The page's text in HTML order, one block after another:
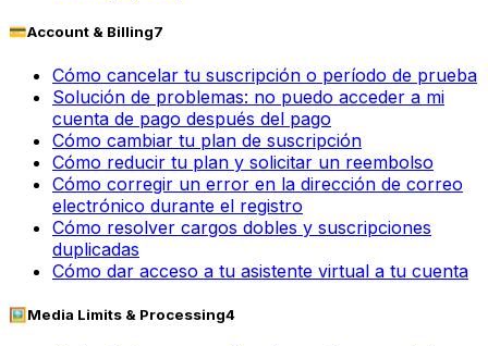
💳Account & Billing7
Cómo cancelar tu suscripción o período de prueba
Solución de problemas: no puedo acceder a mi
cuenta de pago después del pago
Cómo cambiar tu plan de suscripción
Cómo reducir tu plan y solicitar un reembolso
Cómo corregir un error en la dirección de correo
electrónico durante el registro
Cómo resolver cargos dobles y suscripciones
duplicadas
Cómo dar acceso a tu asistente virtual a tu cuenta
🖼️ Media Limits & Processing4